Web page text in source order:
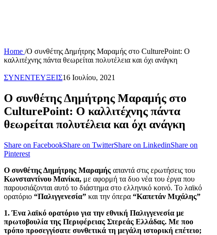
Home /Ο συνθέτης Δημήτρης Μαραμής στο CulturePoint: Ο
καλλιτέχνης πάντα θεωρείται πολυτέλεια και όχι ανάγκη
ΣΥΝΕΝΤΕΥΞΕΙΣ16 Ιουλίου, 2021
Ο συνθέτης Δημήτρης Μαραμής στο
CulturePoint: Ο καλλιτέχνης πάντα
θεωρείται πολυτέλεια και όχι ανάγκη
Share on FacebookShare on TwitterShare on LinkedinShare on
Pinterest
Ο συνθέτης Δημήτρης Μαραμής απαντά στις ερωτήσεις του
Κωνσταντίνου Μανίκα, με αφορμή τα δυο νέα του έργα που
παρουσιάζονται αυτό το διάστημα στο ελληνικό κοινό. Το λαϊκό
ορατόριο “Παλιγγενεσία” και την όπερα “Καπετάν Μιχάλης”
1. Ένα λαϊκό ορατόριο για την εθνική Παλιγγενεσία με
πρωτοβουλία της Περιφέρειας Στερεάς Ελλάδας. Με ποο
τρόπο προσεγγίσατε συνθετικά τη μεγάλη ιστορική επέτειο;